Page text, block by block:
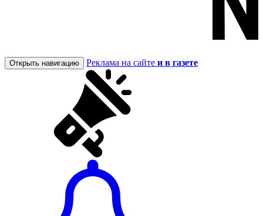
Открыть навигацию Реклама на сайте и в газете